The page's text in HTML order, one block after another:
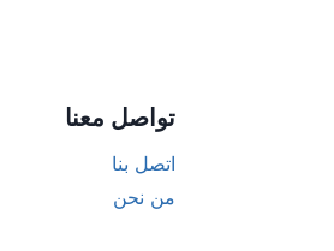
تواصل معنا
اتصل بنا
من نحن